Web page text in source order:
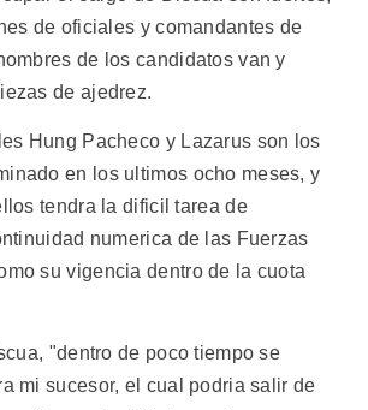
de oficiales y comandantes de
de los candidatos van y
de ajedrez.
Hung Pacheco y Lazarus son los
en los ultimos ocho meses, y
tendra la dificil tarea de
numerica de las Fuerzas
su vigencia dentro de la cuota
"dentro de poco tiempo se
mi sucesor, el cual podria salir de